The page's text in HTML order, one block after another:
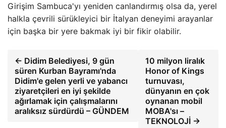
Girişim Sambuca'yı yeniden canlandırmış olsa da, yerel
halkla çevrili sürükleyici bir İtalyan deneyimi arayanlar
için başka bir yere bakmak iyi bir fikir olabilir.
← Didim Belediyesi, 9 gün
süren Kurban Bayramı'nda
Didim'e gelen yerli ve yabancı
ziyaretçileri en iyi şekilde
ağırlamak için çalışmalarını
aralıksız sürdürdü – GÜNDEM
10 milyon liralık
Honor of Kings
turnuvası,
dünyanın en çok
oynanan mobil
MOBA'sı –
TEKNOLOJİ →